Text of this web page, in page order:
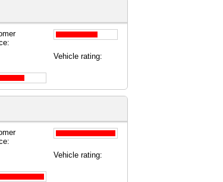
Vehicle rating:
Vehicle rating: